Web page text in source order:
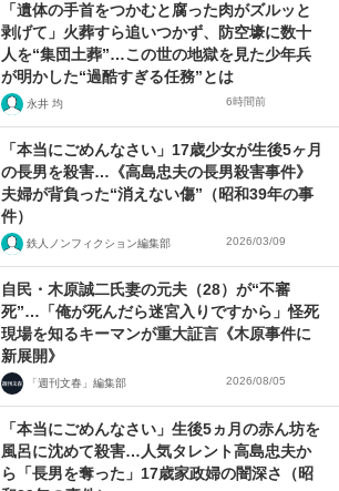
「遺体の手首をつかむと腐った肉がズルッと
剥げて」火葬すら追いつかず、防空壕に数十
人を“集団土葬”…この世の地獄を見た少年兵
が明かした“過酷すぎる任務”とは
永井 均 6時間前
「本当にごめんなさい」17歳少女が生後5ヶ月
の長男を殺害…《高島忠夫の長男殺害事件》
夫婦が背負った“消えない傷”（昭和39年の事
件）
鉄人ノンフィクション編集部 2026/03/09
自民・木原誠二氏妻の元夫（28）が“不審
死”…「俺が死んだら迷宮入りですから」怪死
現場を知るキーマンが重大証言《木原事件に
新展開》
「週刊文春」編集部 2026/08/05
「本当にごめんなさい」生後5ヵ月の赤ん坊を
風呂に沈めて殺害…人気タレント高島忠夫か
ら「長男を奪った」17歳家政婦の闇深さ（昭